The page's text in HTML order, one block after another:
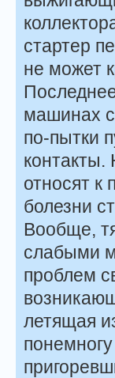
стартер
не может
машинах
по-пытки
контакты.
относят к
болезни
Вообще,
слабыми
проблем
летящая